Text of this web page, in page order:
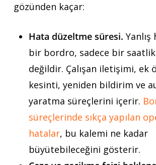
gözünden kaçar:
Hata düzeltme süresi.
bir bordro, sadece bir
değildir. Çalışan iletişimi, ek
kesinti, yeniden bildirim ve
yaratma süreçlerini içerir.
süreçlerinde sıkça yapılan
hatalar, bu kalemi ne kadar
büyütebileceğini gösterir.